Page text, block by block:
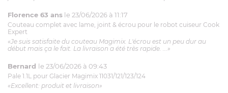
Florence 63 ans le 23/06/2026 à 11:17
Couteau complet avec lame, joint & écrou pour le robot cuiseur Cook
Expert
«Je suis satisfaite du couteau Magimix. L'écrou est un peu dur au
début mais ça le fait. La livraison a été très rapide. ...»
Bernard le 23/06/2026 à 09:43
Pale 1.1L pour Glacier Magimix 11031/121/123/124
«Excellent: produit et livraison»